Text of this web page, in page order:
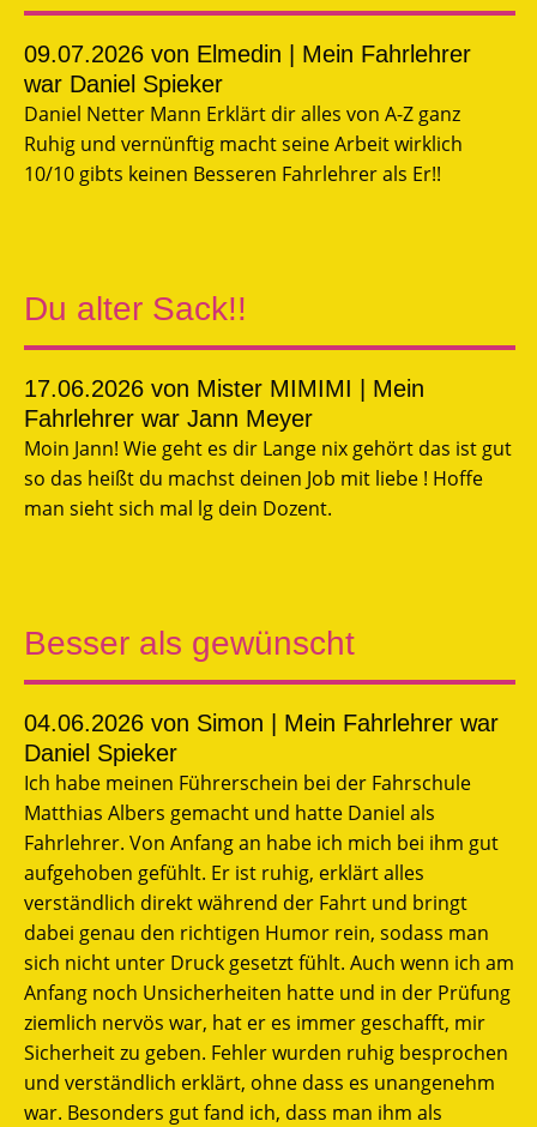
09.07.2026 von Elmedin | Mein Fahrlehrer
war Daniel Spieker
Daniel Netter Mann Erklärt dir alles von A-Z ganz
Ruhig und vernünftig macht seine Arbeit wirklich
10/10 gibts keinen Besseren Fahrlehrer als Er!!
Du alter Sack!!
17.06.2026 von Mister MIMIMI | Mein
Fahrlehrer war Jann Meyer
Moin Jann! Wie geht es dir Lange nix gehört das ist gut
so das heißt du machst deinen Job mit liebe ! Hoffe
man sieht sich mal lg dein Dozent.
Besser als gewünscht
04.06.2026 von Simon | Mein Fahrlehrer war
Daniel Spieker
Ich habe meinen Führerschein bei der Fahrschule
Matthias Albers gemacht und hatte Daniel als
Fahrlehrer. Von Anfang an habe ich mich bei ihm gut
aufgehoben gefühlt. Er ist ruhig, erklärt alles
verständlich direkt während der Fahrt und bringt
dabei genau den richtigen Humor rein, sodass man
sich nicht unter Druck gesetzt fühlt. Auch wenn ich am
Anfang noch Unsicherheiten hatte und in der Prüfung
ziemlich nervös war, hat er es immer geschafft, mir
Sicherheit zu geben. Fehler wurden ruhig besprochen
und verständlich erklärt, ohne dass es unangenehm
war. Besonders gut fand ich, dass man ihm als